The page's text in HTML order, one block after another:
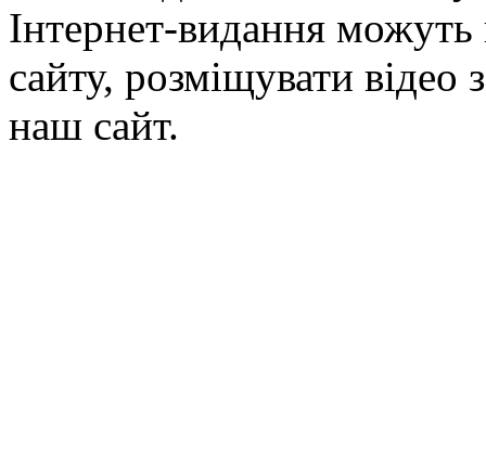
Інтернет-видання можуть
сайту, розміщувати відео
наш сайт.